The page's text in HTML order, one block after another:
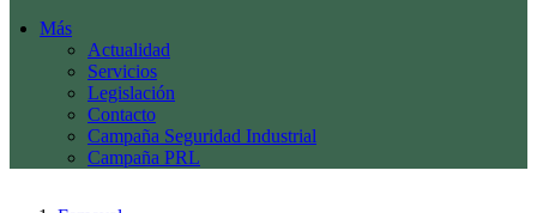
Más
Actualidad
Servicios
Legislación
Contacto
Campaña Seguridad Industrial
Campaña PRL